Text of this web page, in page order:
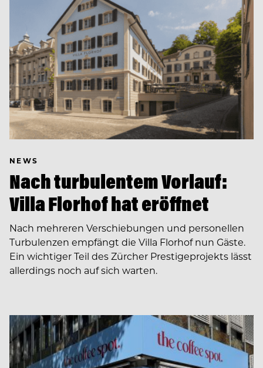
NEWS
Nach turbulentem Vorlauf:
Villa Florhof hat eröffnet
Nach mehreren Verschiebungen und personellen
Turbulenzen empfängt die Villa Florhof nun Gäste.
Ein wichtiger Teil des Zürcher Prestigeprojekts lässt
allerdings noch auf sich warten.